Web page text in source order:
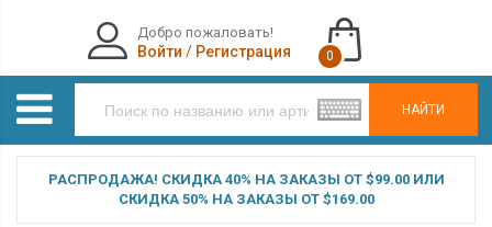
НАЙТИ
Добро пожаловать!
Войти / Регистрация 0
РАСПРОДАЖА! СКИДКА 40% НА ЗАКАЗЫ ОТ $99.00 ИЛИ
СКИДКА 50% НА ЗАКАЗЫ ОТ $169.00